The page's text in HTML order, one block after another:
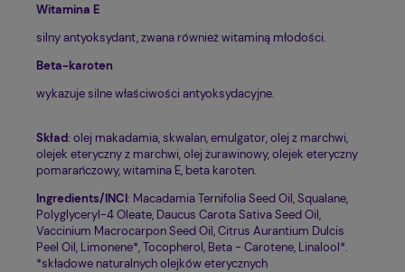
Witamina E
silny antyoksydant, zwana również witaminą młodości.
Beta-karoten
wykazuje silne właściwości antyoksydacyjne.
Skład: olej makadamia, skwalan, emulgator, olej z marchwi,
olejek eteryczny z marchwi, olej żurawinowy, olejek eteryczny
pomarańczowy, witamina E, beta karoten.
Ingredients/INCI: Macadamia Ternifolia Seed Oil, Squalane,
Polyglyceryl-4 Oleate, Daucus Carota Sativa Seed Oil,
Vaccinium Macrocarpon Seed Oil, Citrus Aurantium Dulcis
Peel Oil, Limonene*, Tocopherol, Beta - Carotene, Linalool*.
*składowe naturalnych olejków eterycznych